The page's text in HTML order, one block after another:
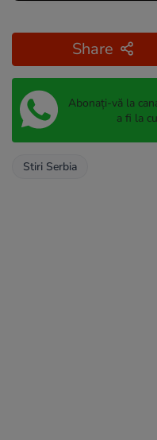
Share
Abonați-vă la
a fi la
Stiri Serbia